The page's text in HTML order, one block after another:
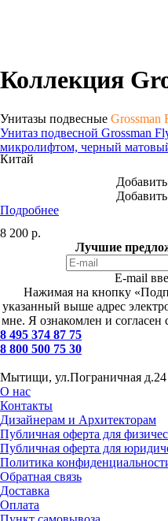
Коллекция
Унитазы подвесные Grossman
Унитаз подвесной Grossman
микролифтом, черный
Китай
Подробнее
8 200 р.
Лучшие
E-mail
Нажимая на кнопку
указанный выше адрес
мне. Я ознакомлен и согласен
8 495 374 87 75
8 800 500 75 30
Мытищи, ул.Пограничная д.24
О нас
Контакты
Дизайнерам и Архитекторам
Публичная оферта для
Публичная оферта для
Политика
Обратная связь
Доставка
Оплата